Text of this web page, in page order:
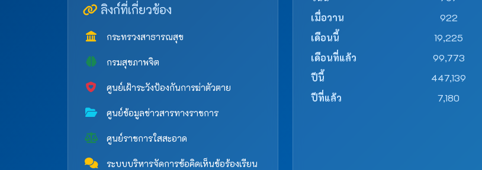
ลิงก์ที่เกี่ยวข้อง
กระทรวงสาธารณสุข
กรมสุขภาพจิต
ศูนย์เฝ้าระวังป้องกันการฆ่าตัวตาย
ศูนย์ข้อมูลข่าวสารทางราชการ
ศูนย์ราชการใสสะอาด
ระบบบริหารจัดการข้อคิดเห็นข้อร้องเรียน
เมื่อวาน
922
เดือนนี้
19,225
เดือนที่แล้ว
99,773
ปีนี้
447,139
ปีที่แล้ว
7,180